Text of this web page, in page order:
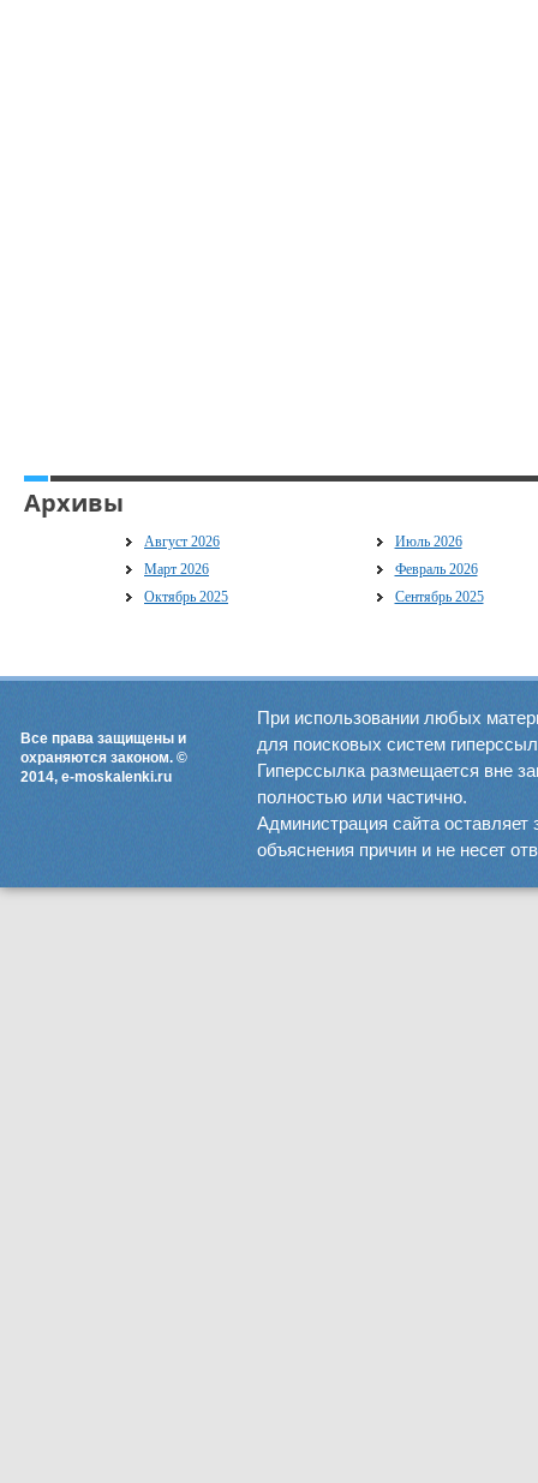
Архивы
Август 2026
Июль 2026
Март 2026
Февраль 2026
Октябрь 2025
Сентябрь 2025
Все права защищены и
охраняются законом. ©
2014, e-moskalenki.ru
При использовании любых
для поисковых систем
Гиперссылка размещается вне
полностью или частично.
Администрация сайта оставляет
объяснения причин и не несет